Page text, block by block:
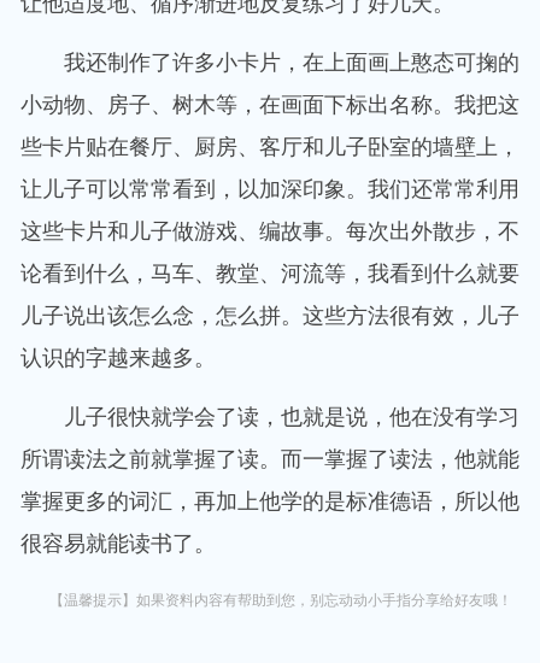
我还制作了许多小卡片，在上面画上憨态可掬的
小动物、房子、树木等，在画面下标出名称。我把这
些卡片贴在餐厅、厨房、客厅和儿子卧室的墙壁上，
让儿子可以常常看到，以加深印象。我们还常常利用
这些卡片和儿子做游戏、编故事。每次出外散步，不
论看到什么，马车、教堂、河流等，我看到什么就要
儿子说出该怎么念，怎么拼。这些方法很有效，儿子
认识的字越来越多。
儿子很快就学会了读，也就是说，他在没有学习
所谓读法之前就掌握了读。而一掌握了读法，他就能
掌握更多的词汇，再加上他学的是标准德语，所以他
很容易就能读书了。
【温馨提示】如果资料内容有帮助到您，别忘动动小手指分享给好友哦！